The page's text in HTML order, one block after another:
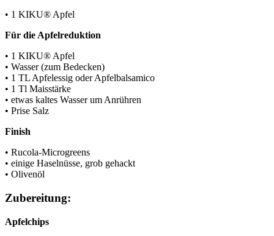
• 1 KIKU® Apfel
Für die Apfelreduktion
• 1 KIKU® Apfel
• Wasser (zum Bedecken)
• 1 TL Apfelessig oder Apfelbalsamico
• 1 Tl Maisstärke
• etwas kaltes Wasser um Anrühren
• Prise Salz
Finish
• Rucola-Microgreens
• einige Haselnüsse, grob gehackt
• Olivenöl
Zubereitung:
Apfelchips